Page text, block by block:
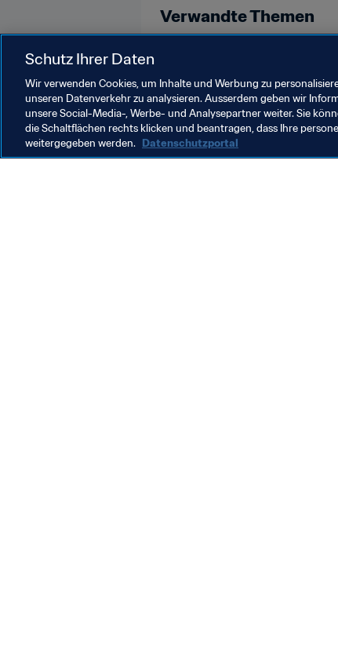
Verwandte Themen
Schutz Ihrer Daten
Wir verwenden Cookies, um Inhalte und Werbung zu
unseren Datenverkehr zu analysieren. Ausserdem geben wir
unsere Social-Media-, Werbe- und Analysepartner weiter. Sie
die Schaltflächen rechts klicken und beantragen, dass Ihre
weitergegeben werden. Datenschutzportal